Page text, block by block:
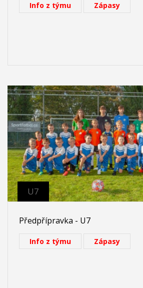
Info z týmu Zápasy
U7
Předpřípravka - U7
Info z týmu Zápasy